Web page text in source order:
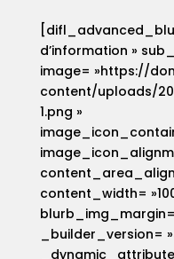
d’information »
image= »https://
content/uploads/
1.png »
content_width=
blurb_img_margin=
_builder_version=